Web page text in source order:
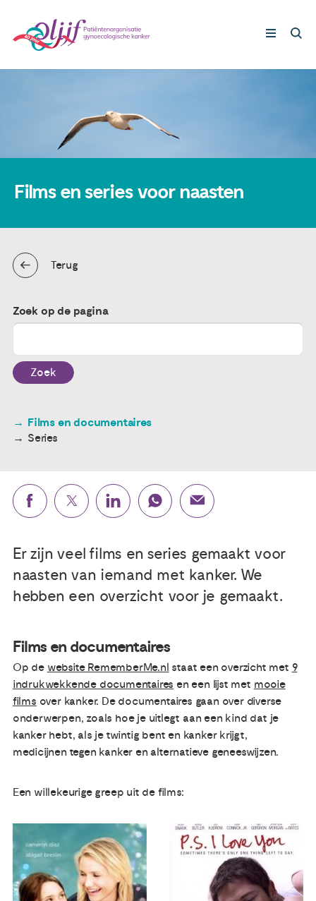
Nieuws
Agenda
Publicaties
Over ons
Lotgenoten
Films en series voor naasten
Terug
Zoek op de pagina
Zoek
Films en documentaires
Series
Er zijn veel films en series gemaakt voor
naasten van iemand met kanker. We
hebben een overzicht voor je gemaakt.
Films en documentaires
Op de website RememberMe.nl staat een overzicht met 9
indrukwekkende documentaires en een lijst met mooie
films over kanker. De documentaires gaan over diverse
onderwerpen, zoals hoe je uitlegt aan een kind dat je
kanker hebt, als je twintig bent en kanker krijgt,
medicijnen tegen kanker en alternatieve geneeswijzen.
Een willekeurige greep uit de films: